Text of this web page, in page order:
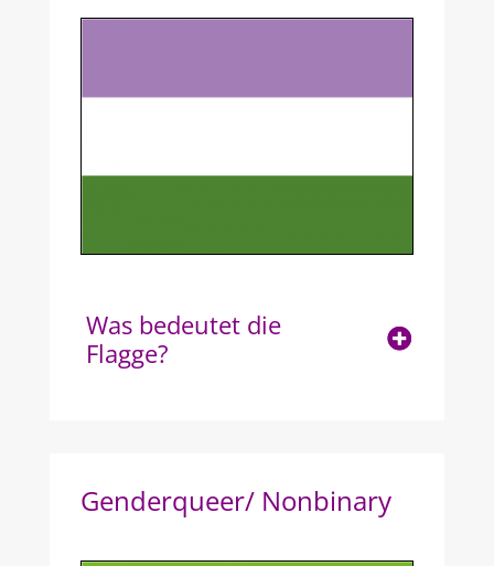
Was bedeutet die
Flagge?
Genderqueer/ Nonbinary